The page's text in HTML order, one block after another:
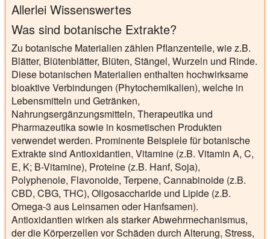
Allerlei Wissenswertes
Was sind botanische Extrakte?
Zu botanische Materialien zählen Pflanzenteile, wie z.B.
Blätter, Blütenblätter, Blüten, Stängel, Wurzeln und Rinde.
Diese botanischen Materialien enthalten hochwirksame
bioaktive Verbindungen (Phytochemikalien), welche in
Lebensmitteln und Getränken,
Nahrungsergänzungsmitteln, Therapeutika und
Pharmazeutika sowie in kosmetischen Produkten
verwendet werden. Prominente Beispiele für botanische
Extrakte sind Antioxidantien, Vitamine (z.B. Vitamin A, C,
E, K; B-Vitamine), Proteine (z.B. Hanf, Soja),
Polyphenole, Flavonoide, Terpene, Cannabinoide (z.B.
CBD, CBG, THC), Oligosaccharide und Lipide (z.B.
Omega-3 aus Leinsamen oder Hanfsamen).
Antioxidantien wirken als starker Abwehrmechanismus,
der die Körperzellen vor Schäden durch Alterung, Stress,